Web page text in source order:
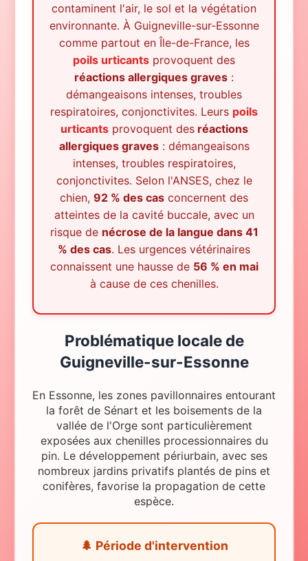
contaminent l'air, le sol et la végétation
environnante. À Guigneville-sur-Essonne
comme partout en Île-de-France, les
poils urticants provoquent des
réactions allergiques graves :
démangeaisons intenses, troubles
respiratoires, conjonctivites. Leurs poils
urticants provoquent desréactions
allergiques graves : démangeaisons
intenses, troubles respiratoires,
conjonctivites. Selon l'ANSES, chez le
chien, 92 % des cas concernent des
atteintes de la cavité buccale, avec un
risque de nécrose de la langue dans 41
% des cas. Les urgences vétérinaires
connaissent une hausse de 56 % en mai
à cause de ces chenilles.
Problématique locale de
Guigneville-sur-Essonne
En Essonne, les zones pavillonnaires entourant
la forêt de Sénart et les boisements de la
vallée de l'Orge sont particulièrement
exposées aux chenilles processionnaires du
pin. Le développement périurbain, avec ses
nombreux jardins privatifs plantés de pins et
conifères, favorise la propagation de cette
espèce.
🌲 Période d'intervention